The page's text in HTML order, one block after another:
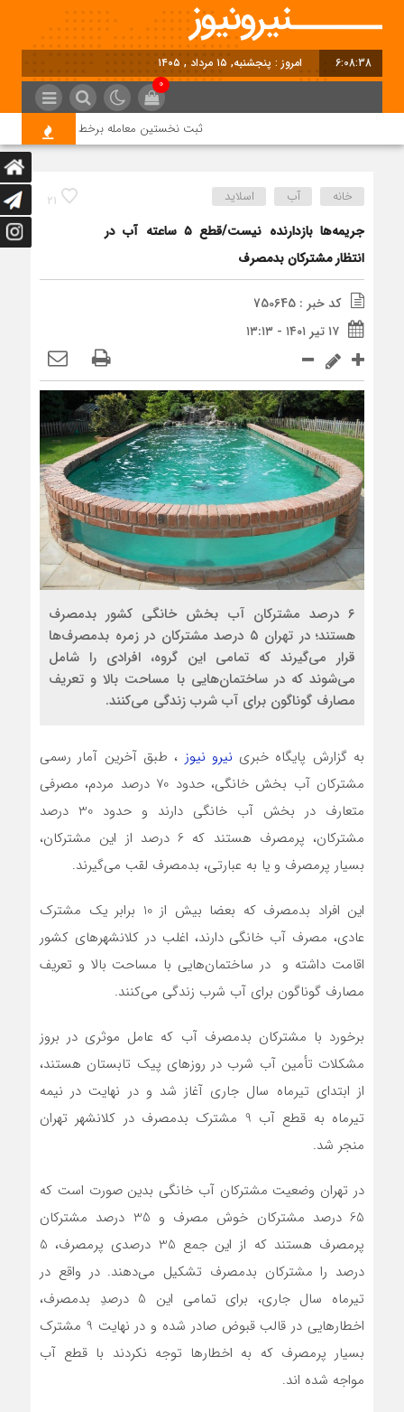
6:08:38 امروز : پنجشنبه, ۱۵ مرداد , ۱۴۰۵
0
ثبت نخستین معامله برخط خرید برق از طریق
21 خانه آب اسلاید
جریمه‌ها بازدارنده نیست/قطع ۵ ساعته آب در
انتظار مشترکان بدمصرف
کد خبر : 750645
۱۷ تیر ۱۴۰۱ - ۱۳:۱۳
۶ درصد مشترکان آب بخش خانگی کشور بدمصرف
هستند؛ در تهران ۵ درصد مشترکان در زمره بدمصرف‌ها
قرار می‌گیرند که تمامی این گروه، افرادی را شامل
می‌شوند که در ساختمان‌هایی با مساحت بالا و تعریف
مصارف گوناگون برای آب شرب زندگی می‌کنند.
به گزارش پایگاه خبری نیرو نیوز ، طبق آخرین آمار رسمی
مشترکان آب بخش خانگی، حدود 70 درصد مردم، مصرفی
متعارف در بخش آب خانگی دارند و حدود 30 درصد
مشترکان، پرمصرف هستند که 6 درصد از این مشترکان،
بسیار پرمصرف و یا به عبارتی، بدمصرف لقب می‌گیرند.
این افراد بدمصرف که بعضا بیش از 10 برابر یک مشترک
عادی، مصرف آب خانگی دارند، اغلب در کلانشهرهای کشور
اقامت داشته و در ساختمان‌هایی با مساحت بالا و تعریف
مصارف گوناگون برای آب شرب زندگی می‌کنند.
برخورد با مشترکان بدمصرف آب که عامل موثری در بروز
مشکلات تأمین آب شرب در روزهای پیک تابستان هستند،
از ابتدای تیرماه سال جاری آغاز شد و در نهایت در نیمه
تیرماه به قطع آب 9 مشترک بدمصرف در کلانشهر تهران
منجر شد.
در تهران وضعیت مشترکان آب خانگی بدین صورت است که
65 درصد مشترکان خوش مصرف و 35 درصد مشترکان
پرمصرف هستند که از این جمع 35 درصدی پرمصرف، 5
درصد را مشترکان بدمصرف تشکیل می‌دهند. در واقع در
تیرماه سال جاری، برای تمامی این 5 درصدِ بدمصرف،
اخطارهایی در قالب قبوض صادر شده و در نهایت 9 مشترک
بسیار پرمصرف که به اخطارها توجه نکردند با قطع آب
مواجه شده اند.